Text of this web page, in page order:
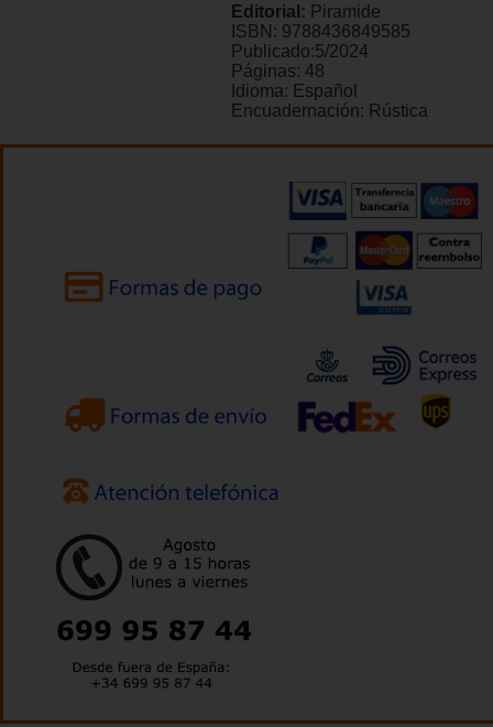
Editorial: Piramide
ISBN: 9788436849585
Publicado:5/2024
Páginas: 48
Idioma: Español
Encuadernación: Rústica